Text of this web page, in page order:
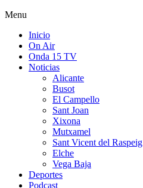
Menu
Inicio
On Air
Onda 15 TV
Noticias
Alicante
Busot
El Campello
Sant Joan
Xixona
Mutxamel
Sant Vicent del Raspeig
Elche
Vega Baja
Deportes
Podcast